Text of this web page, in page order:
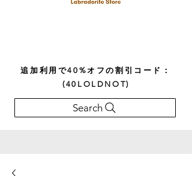
追加利用で40%オフの割引コード：
(40LOLDNOT)
Search